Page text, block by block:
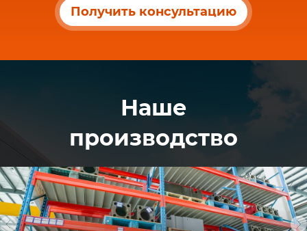
Получить консультацию
Наше
производство